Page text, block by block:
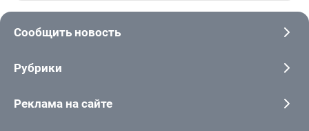
Сообщить новость
Рубрики
Реклама на сайте